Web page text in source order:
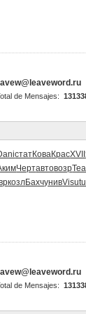
avew@leaveword.ru
de Mensajes:
статКоваКрасXVII
Чертавтовозр
козлБахчунивVisu
avew@leaveword.ru
de Mensajes: